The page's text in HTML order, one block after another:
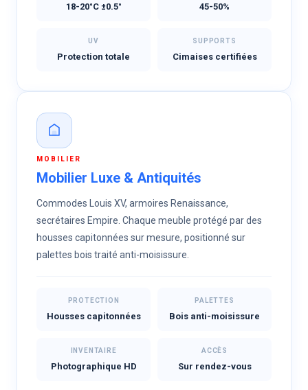
18-20°C ±0.5° 45-50%
UV
Protection totale
SUPPORTS
Cimaises certifiées
MOBILIER
Mobilier Luxe & Antiquités
Commodes Louis XV, armoires Renaissance,
secrétaires Empire. Chaque meuble protégé par des
housses capitonnées sur mesure, positionné sur
palettes bois traité anti-moisissure.
PROTECTION
Housses capitonnées
PALETTES
Bois anti-moisissure
INVENTAIRE
Photographique HD
ACCÈS
Sur rendez-vous